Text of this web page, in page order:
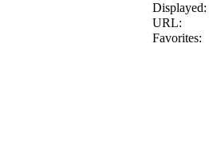
Displayed:
URL:
Favorites: